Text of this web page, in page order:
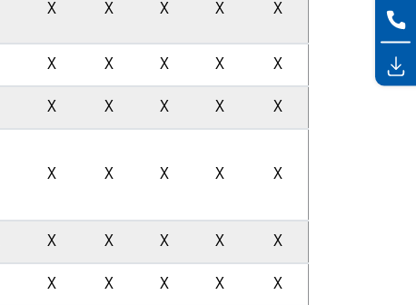
X X X X X
X X X X X
X X X X X
X X X X X
X X X X X
X X X X X